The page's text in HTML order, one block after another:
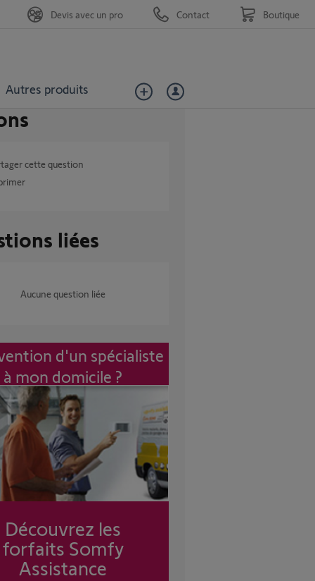
Autres produits
Devis avec un pro Contact Boutique
cette question
liées
Aucune question liée
d'un spécialiste
à mon domicile ?
Découvrez les
forfaits Somfy
Assistance